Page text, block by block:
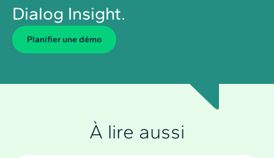
Dialog Insight.
Planiﬁer une démo
À lire aussi